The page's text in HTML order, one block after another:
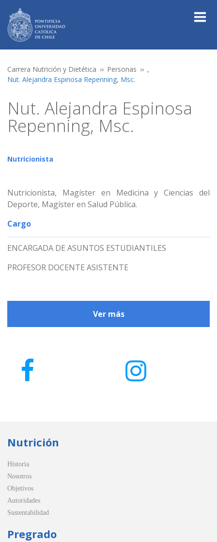
Carrera Nutrición y Dietética Personas
,
Nut. Alejandra Espinosa Repenning, Msc.
Nut. Alejandra Espinosa
Repenning, Msc.
Nutricionista
Nutricionista, Magíster en Medicina y Ciencias del
Deporte, Magíster en Salud Pública.
Cargo
ENCARGADA DE ASUNTOS ESTUDIANTILES
PROFESOR DOCENTE ASISTENTE
Ver más
Nutrición
Historia
Nosotros
Objetivos
Autoridades
Sustentabilidad
Pregrado